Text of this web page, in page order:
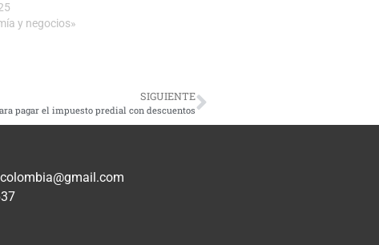
y negocios»
SIGUIENTE
pagar el impuesto predial con descuentos